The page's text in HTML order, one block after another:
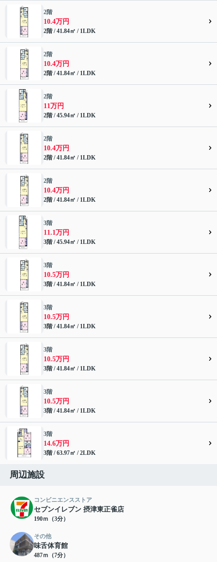
2階
10.4万円
2階 / 41.84㎡ / 1LDK
2階
10.4万円
2階 / 41.84㎡ / 1LDK
2階
11万円
2階 / 45.94㎡ / 1LDK
2階
10.4万円
2階 / 41.84㎡ / 1LDK
2階
10.4万円
2階 / 41.84㎡ / 1LDK
3階
11.1万円
3階 / 45.94㎡ / 1LDK
3階
10.5万円
3階 / 41.84㎡ / 1LDK
3階
10.5万円
3階 / 41.84㎡ / 1LDK
3階
10.5万円
3階 / 41.84㎡ / 1LDK
3階
10.5万円
3階 / 41.84㎡ / 1LDK
3階
14.6万円
3階 / 63.97㎡ / 2LDK
周辺施設
コンビニエンスストア
セブンイレブン 摂津東正雀店
190ｍ（3分）
その他
味舌体育館
487ｍ（7分）